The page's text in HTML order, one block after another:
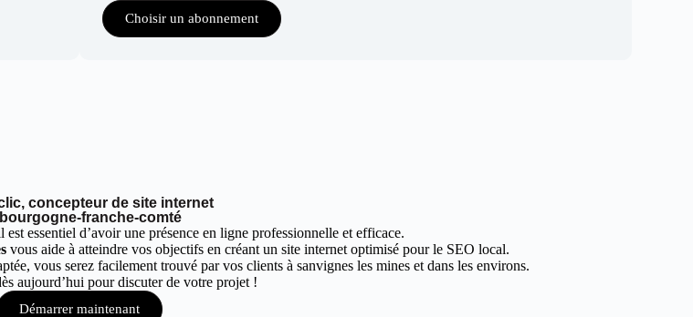
Choisir un abonnement
concepteur de site internet
franche-comté
essentiel d’avoir une présence en ligne professionnelle et efficace.
vous aide à atteindre vos objectifs en créant un site internet optimisé pour le SEO local.
vous serez facilement trouvé par vos clients à sanvignes les mines et dans les environs.
aujourd’hui pour discuter de votre projet !
Démarrer maintenant